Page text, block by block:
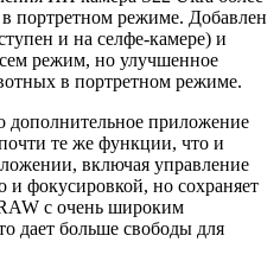
портретном режиме. Добавлен
и на селфе-камере) и
режим, но улучшенное
в портретном режиме.
дополнительное приложение
те же функции, что и
включая управление
и фокусировкой, но сохраняет
с очень широким
дает больше свободы для